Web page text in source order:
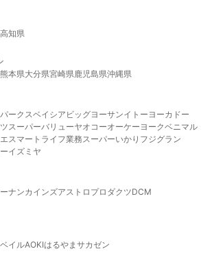
高知県
熊本県大分県宮崎県鹿児島県沖縄県
ークスベイシア ビッグヨーサンイトーヨーカドー
スーパーバリューヤオコーオーケー ヨークベニマル
エスマート ライフ業務スーパーいかり フジグラン
イズミヤ
ナンカインズアストロプロダクツDCM
イルAOKIはるやま サカゼン